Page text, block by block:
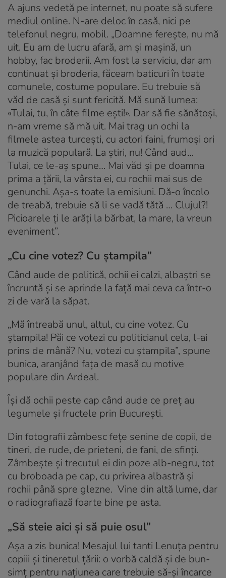
A ajuns vedetă pe internet, nu poate să sufere
mediul online. N-are deloc în casă, nici pe
telefonul negru, mobil. „Doamne ferește, nu mă
uit. Eu am de lucru afară, am și mașină, un
hobby, fac broderii. Am fost la serviciu, dar am
continuat și broderia, făceam baticuri în toate
comunele, costume populare. Eu trebuie să
văd de casă și sunt fericită. Mă sună lumea:
«Tulai, tu, în câte filme ești!». Dar să fie sănătoși,
n-am vreme să mă uit. Mai trag un ochi la
filmele astea turcești, cu actori faini, frumoși ori
la muzică populară. La știri, nu! Când aud…
Tulai, ce le-aș spune… Mai văd și pe doamna
prima a țării, la vârsta ei, cu rochii mai sus de
genunchi. Așa-s toate la emisiuni. Dă-o încolo
de treabă, trebuie să li se vadă tătă … Clujul?!
Picioarele ți le arăți la bărbat, la mare, la vreun
eveniment”.
„Cu cine votez? Cu ștampila”
Când aude de politică, ochii ei calzi, albaștri se
încruntă și se aprinde la față mai ceva ca într-o
zi de vară la săpat.
„Mă întreabă unul, altul, cu cine votez. Cu
ștampila! Păi ce votezi cu politicianul cela, l-ai
prins de mână? Nu, votezi cu ștampila”, spune
bunica, aranjând fața de masă cu motive
populare din Ardeal.
Își dă ochii peste cap când aude ce preț au
legumele și fructele prin București.
Din fotografii zâmbesc fețe senine de copii, de
tineri, de rude, de prieteni, de fani, de sfinți.
Zâmbește și trecutul ei din poze alb-negru, tot
cu broboada pe cap, cu privirea albastră și
rochii până spre glezne. Vine din altă lume, dar
o radiografiază foarte bine pe asta.
„Să steie aici și să puie osul”
Așa a zis bunica! Mesajul lui tanti Lenuța pentru
copiii și tineretul țării: o vorbă caldă și de bun-
simț pentru națiunea care trebuie să-și încarce